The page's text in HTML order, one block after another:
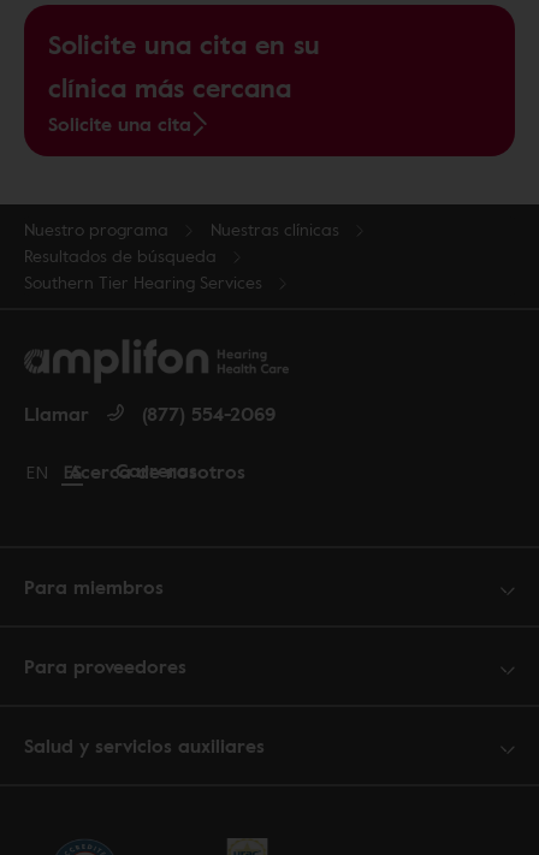
Solicite una cita en su
clínica más cercana
Solicite una cita
Nuestro programa
Nuestras clínicas
Resultados de búsqueda
Southern Tier Hearing Services
Acerca de nosotros
Carreras
Llamar (877) 554-2069
Change language to English
EN Cambiar idioma a español
ES
Para miembros
Para proveedores
Salud y servicios auxiliares